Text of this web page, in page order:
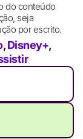
do conteúdo
seja
por escrito.
,Disney+,